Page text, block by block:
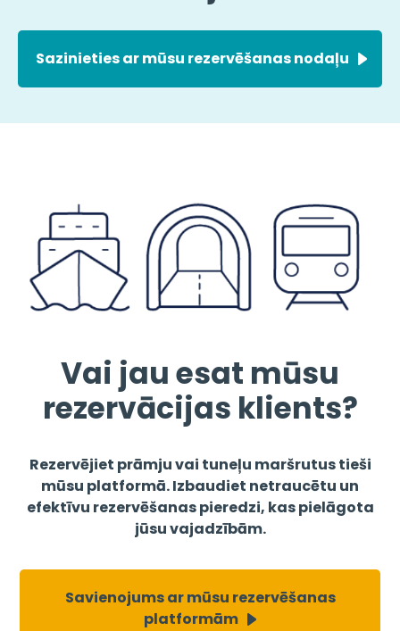
Sazinieties ar mūsu rezervēšanas nodaļu
Vai jau esat mūsu
rezervācijas klients?
Rezervējiet prāmju vai tuneļu maršrutus tieši
mūsu platformā. Izbaudiet netraucētu un
efektīvu rezervēšanas pieredzi, kas pielāgota
jūsu vajadzībām.
Savienojums ar mūsu rezervēšanas
platformām